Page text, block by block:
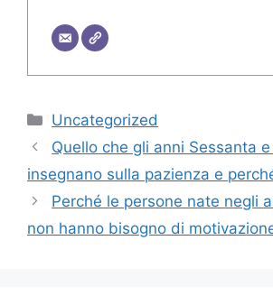
Categories
Uncategorized
Quello che gli anni Sessanta
insegnano sulla pazienza e
Perché le persone nate negli
non hanno bisogno di